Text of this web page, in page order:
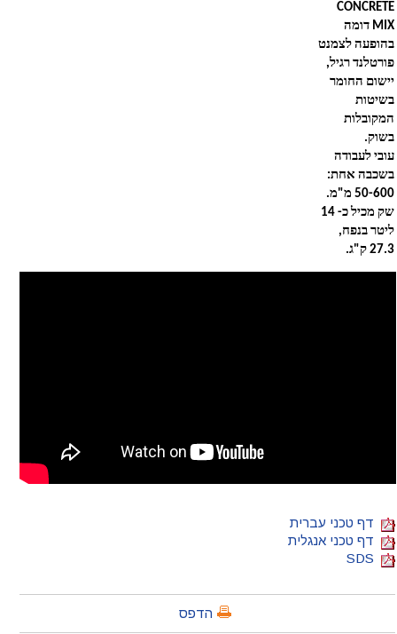
CONCRETE
MIX דומה
בהופעה לצמנט
פורטלנד רגיל,
יישום החומר
בשיטות
המקובלות
בשוק.
עובי לעבודה
בשכבה אחת:
50-600 מ"מ.
שק מכיל כ- 14
ליטר בנפח,
27.3 ק"ג.
דף טכני עברית
דף טכני אנגלית
SDS
הדפס